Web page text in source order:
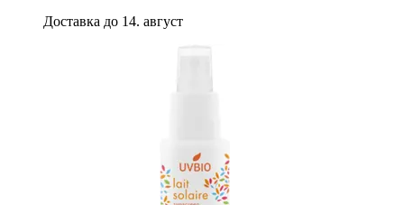
Доставка до 14. август